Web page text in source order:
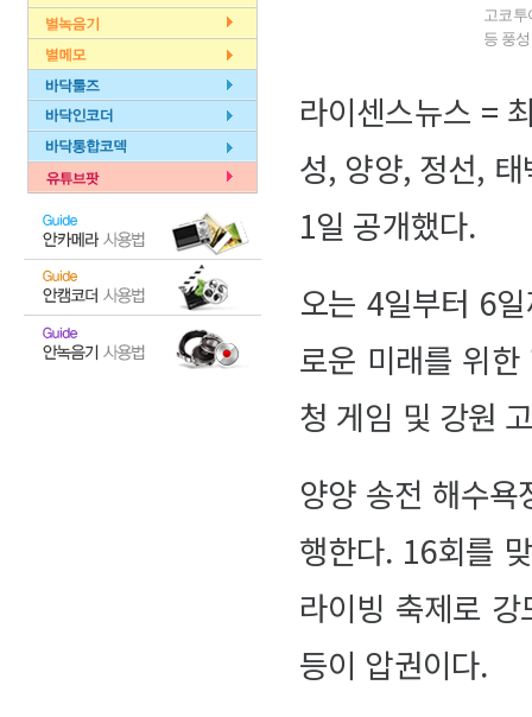
고코투
등 풍
라이센스뉴스 =
성, 양양, 정선,
1일 공개했다.
오는 4일부터 6
로운 미래를 위한
청 게임 및 강원
양양 송전 해수욕
행한다. 16회를
라이빙 축제로
등이 압권이다.